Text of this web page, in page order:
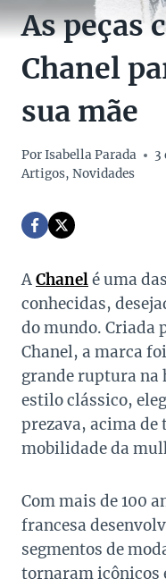
As peças
Chanel
sua mãe
PorIsabella Parada
3
Artigos, Novidades
AChanelé uma
conhecidas,
do mundo. Criada
Chanel, a marca
grande ruptura na
estilo clássico,
prezava, acima de
mobilidade da
Com mais de 100
francesa
segmentos de
tornaram icônicos